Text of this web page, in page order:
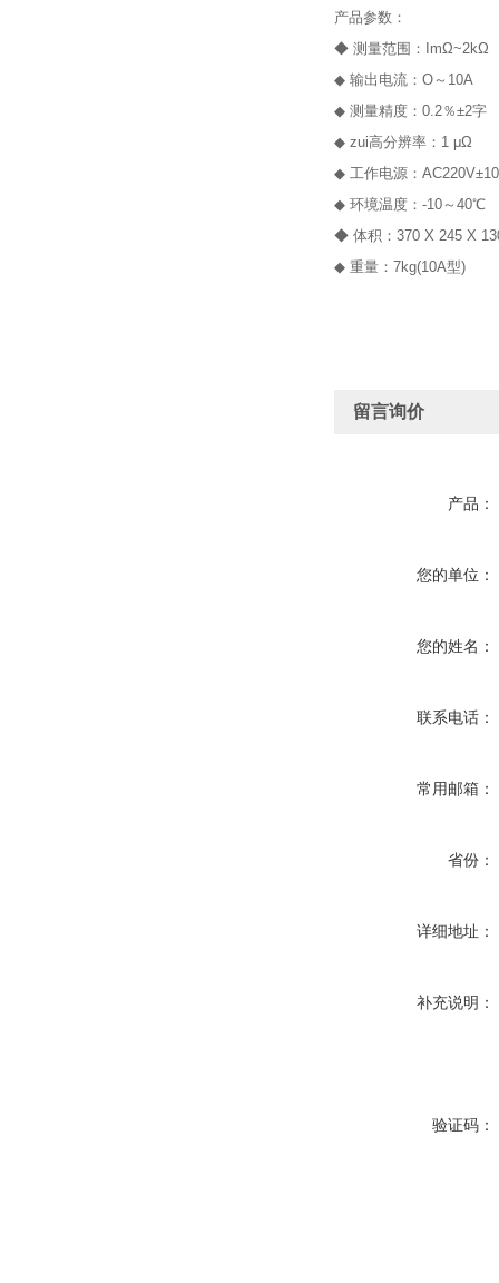
产品参数：
◆ 测量范围：ImΩ~2kΩ
◆ 输出电流：O～10A
◆ 测量精度：0.2％±2字
◆ zui高分辨率：1 μΩ
◆ 工作电源：
◆ 环境温度：-10～40℃
◆ 体积：370 X 245 X
◆ 重量：7kg(10A型)
留言询价
产品：
您的单位：
您的姓名：
联系电话：
常用邮箱：
省份：
详细地址：
补充说明：
验证码：